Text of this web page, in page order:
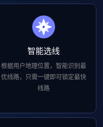
智能选线
根据用户地理位置，智能识别最
优线路，只需一键即可锁定最快
线路